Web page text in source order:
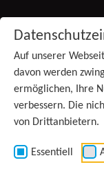
Auf unserer
davon werden
ermöglichen, Ihre
verbessern. Die
von Drittanbietern.
Essentiell
Produkte
Services